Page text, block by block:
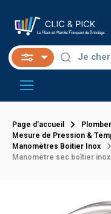
Page d'accueil
Mesure de Pression &
Manomètres Boitier Inox
Manomètre sec boîtier